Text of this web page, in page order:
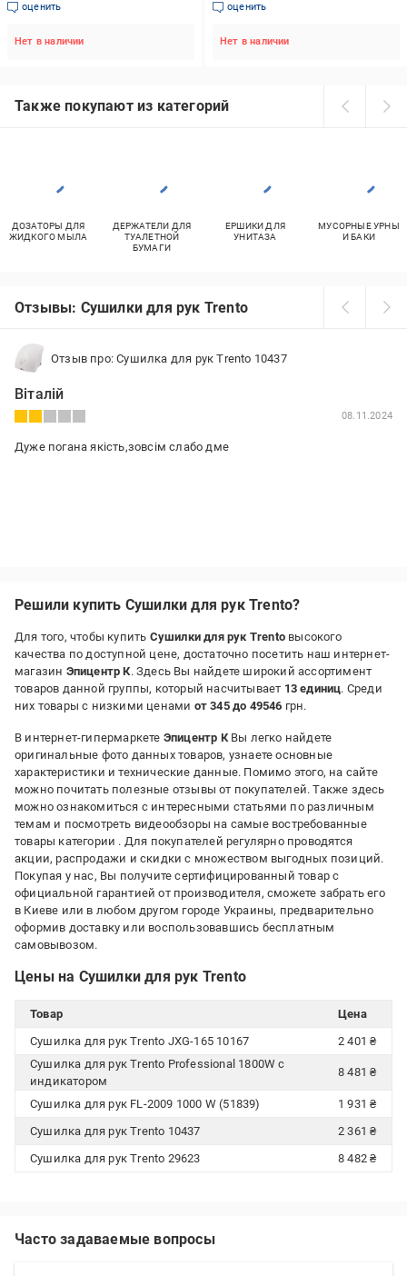
оценить
Нет в наличии
оценить
Нет в наличии
Также покупают из категорий
ДОЗАТОРЫ ДЛЯ
ЖИДКОГО МЫЛА
ДЕРЖАТЕЛИ ДЛЯ
ТУАЛЕТНОЙ
БУМАГИ
ЕРШИКИ ДЛЯ
УНИТАЗА
МУСОРНЫЕ УРНЫ
И БАКИ
Отзывы: Сушилки для рук Trento
Отзыв про: Сушилка для рук Trento 10437
Віталій
08.11.2024
Дуже погана якість,зовсім слабо дме
Решили купить Сушилки для рук Trento?
Для того, чтобы купить Сушилки для рук Trento высокого
качества по доступной цене, достаточно посетить наш интернет-
магазин Эпицентр К. Здесь Вы найдете широкий ассортимент
товаров данной группы, который насчитывает 13 единиц. Среди
них товары с низкими ценами от 345 до 49546 грн.
В интернет-гипермаркете Эпицентр КВы легко найдете
оригинальные фото данных товаров, узнаете основные
характеристики и технические данные. Помимо этого, на сайте
можно почитать полезные отзывы от покупателей. Также здесь
можно ознакомиться с интересными статьями по различным
темам и посмотреть видеообзоры на самые востребованные
товары категории . Для покупателей регулярно проводятся
акции, распродажи и скидки с множеством выгодных позиций.
Покупая у нас, Вы получите сертифицированный товар с
официальной гарантией от производителя, сможете забрать его
в Киеве или в любом другом городе Украины, предварительно
оформив доставку или воспользовавшись бесплатным
самовывозом.
Цены на Сушилки для рук Trento
Товар
Цена
Сушилка для рук Trento JXG-165 10167
2 401 ₴
Сушилка для рук Trento Professional 1800W с
индикатором
8 481 ₴
Сушилка для рук FL-2009 1000 W (51839)
1 931 ₴
Сушилка для рук Trento 10437
2 361 ₴
Сушилка для рук Trento 29623
8 482 ₴
Часто задаваемые вопросы